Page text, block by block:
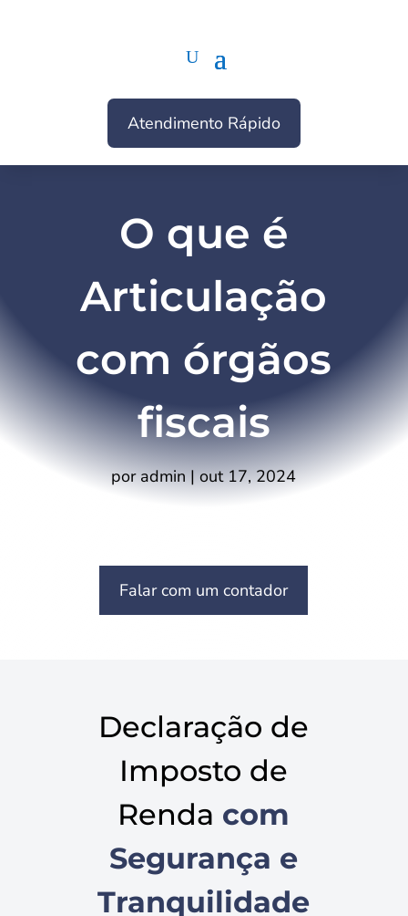
Atendimento Rápido
O que é
Articulação
com órgãos
fiscais
poradmin|out 17, 2024
Falar com um contador
Declaração de
Imposto de
Renda com
Segurança e
Tranquilidade